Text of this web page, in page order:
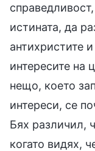
истината, да
антихристите
интересите на
нещо, което
интереси, се
Бях различил,
когато видях,